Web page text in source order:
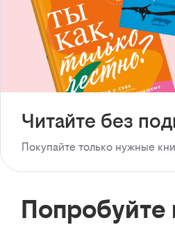
Читайте без
Покупайте только нужные
Попробуйте